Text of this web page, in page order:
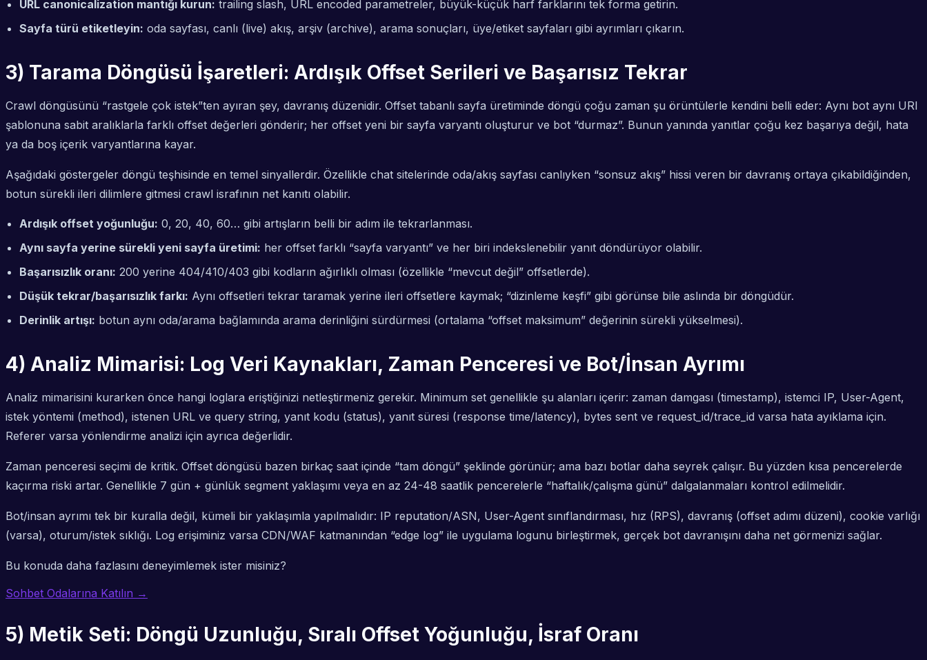
URL canonicalization mantığı kurun: trailing slash, URL encoded parametreler, büyük-küçük harf farklarını tek forma getirin.
Sayfa türü etiketleyin: oda sayfası, canlı (live) akış, arşiv (archive), arama sonuçları, üye/etiket sayfaları gibi ayrımları çıkarın.
3) Tarama Döngüsü İşaretleri: Ardışık Offset Serileri ve Başarısız Tekrar
Crawl döngüsünü “rastgele çok istek”ten ayıran şey, davranış düzenidir. Offset tabanlı sayfa üretiminde döngü çoğu zaman şu örüntülerle kendini belli eder: Aynı bot aynı URI
şablonuna sabit aralıklarla farklı offset değerleri gönderir; her offset yeni bir sayfa varyantı oluşturur ve bot “durmaz”. Bunun yanında yanıtlar çoğu kez başarıya değil, hata
ya da boş içerik varyantlarına kayar.
Aşağıdaki göstergeler döngü teşhisinde en temel sinyallerdir. Özellikle chat sitelerinde oda/akış sayfası canlıyken “sonsuz akış” hissi veren bir davranış ortaya çıkabildiğinden,
botun sürekli ileri dilimlere gitmesi crawl israfının net kanıtı olabilir.
Ardışık offset yoğunluğu: 0, 20, 40, 60… gibi artışların belli bir adım ile tekrarlanması.
Aynı sayfa yerine sürekli yeni sayfa üretimi: her offset farklı “sayfa varyantı” ve her biri indekslenebilir yanıt döndürüyor olabilir.
Başarısızlık oranı: 200 yerine 404/410/403 gibi kodların ağırlıklı olması (özellikle “mevcut değil” offsetlerde).
Düşük tekrar/başarısızlık farkı: Aynı offsetleri tekrar taramak yerine ileri offsetlere kaymak; “dizinleme keşfi” gibi görünse bile aslında bir döngüdür.
Derinlik artışı: botun aynı oda/arama bağlamında arama derinliğini sürdürmesi (ortalama “offset maksimum” değerinin sürekli yükselmesi).
4) Analiz Mimarisi: Log Veri Kaynakları, Zaman Penceresi ve Bot/İnsan Ayrımı
Analiz mimarisini kurarken önce hangi loglara eriştiğinizi netleştirmeniz gerekir. Minimum set genellikle şu alanları içerir: zaman damgası (timestamp), istemci IP, User-Agent,
istek yöntemi (method), istenen URL ve query string, yanıt kodu (status), yanıt süresi (response time/latency), bytes sent ve request_id/trace_id varsa hata ayıklama için.
Referer varsa yönlendirme analizi için ayrıca değerlidir.
Zaman penceresi seçimi de kritik. Offset döngüsü bazen birkaç saat içinde “tam döngü” şeklinde görünür; ama bazı botlar daha seyrek çalışır. Bu yüzden kısa pencerelerde
kaçırma riski artar. Genellikle 7 gün + günlük segment yaklaşımı veya en az 24-48 saatlik pencerelerle “haftalık/çalışma günü” dalgalanmaları kontrol edilmelidir.
Bot/insan ayrımı tek bir kuralla değil, kümeli bir yaklaşımla yapılmalıdır: IP reputation/ASN, User-Agent sınıflandırması, hız (RPS), davranış (offset adımı düzeni), cookie varlığı
(varsa), oturum/istek sıklığı. Log erişiminiz varsa CDN/WAF katmanından “edge log” ile uygulama logunu birleştirmek, gerçek bot davranışını daha net görmenizi sağlar.
Bu konuda daha fazlasını deneyimlemek ister misiniz?
Sohbet Odalarına Katılın →
5) Metik Seti: Döngü Uzunluğu, Sıralı Offset Yoğunluğu, İsraf Oranı